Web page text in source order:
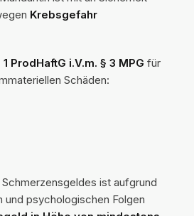
Krebsgefahr
1 ProdHaftG i.V.m. § 3 MPG für
Schäden:
ist aufgrund
psychologischen Folgen